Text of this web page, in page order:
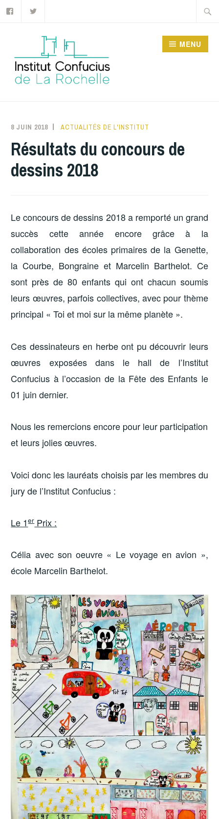
Accéder
DE LA ROCHELLE
MENU
8 JUIN 2018 INSTITUTCONFUCIUSLAROCHELLE
ACTUALITÉS DE L'INSTITUT
Résultats du concours de
dessins 2018
Le concours de dessins 2018 a remporté un grand
succès cette année encore grâce à la
collaboration des écoles primaires de la Genette,
la Courbe, Bongraine et Marcelin Barthelot. Ce
sont près de 80 enfants qui ont chacun soumis
leurs œuvres, parfois collectives, avec pour thème
principal « Toi et moi sur la même planète ».
Ces dessinateurs en herbe ont pu découvrir leurs
œuvres exposées dans le hall de l’Institut
Confucius à l’occasion de la Fête des Enfants le
01 juin dernier.
Nous les remercions encore pour leur participation
et leurs jolies œuvres.
Voici donc les lauréats choisis par les membres du
jury de l’Institut Confucius :
Le 1erPrix :
Célia avec son oeuvre « Le voyage en avion »,
école Marcelin Barthelot.